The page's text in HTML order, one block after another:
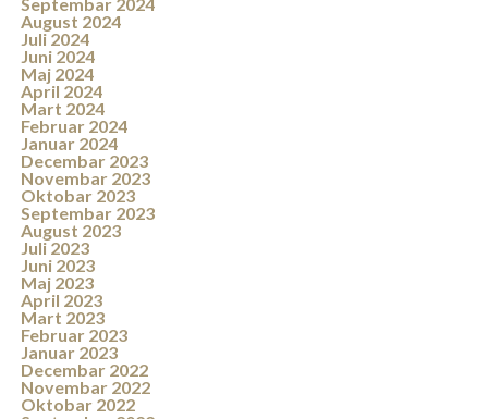
August 2024
Juli 2024
Juni 2024
Maj 2024
April 2024
Mart 2024
Februar 2024
Januar 2024
Decembar 2023
Novembar 2023
Oktobar 2023
Septembar 2023
August 2023
Juli 2023
Juni 2023
Maj 2023
April 2023
Mart 2023
Februar 2023
Januar 2023
Decembar 2022
Novembar 2022
Oktobar 2022